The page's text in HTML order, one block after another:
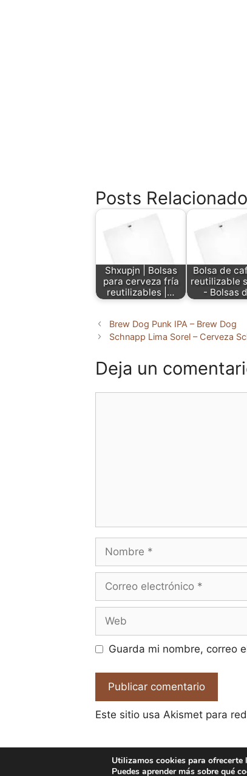
Posts
Shxupjn | Bolsas
para cerveza fría
reutilizables |…
Bolsa de
reutilizable
- Bolsas
Brew Dog Punk IPA – Brew Dog
Schnapp Lima Sorel – Cerveza
Deja un
Nombre
Correo
Web
Guarda mi nombre, correo
Este sitio usa Akismet para
Utilizamos cookies para ofrecerte
Puedes aprender más sobre qué